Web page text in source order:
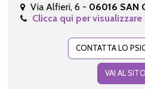
Via Alfieri, 6 - 06016 SAN
Clicca qui per
CONTATTA LO
VAI AL SITO